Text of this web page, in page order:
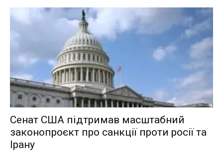
Сенат США підтримав масштабний
законопроєкт про санкції проти росії та
Ірану